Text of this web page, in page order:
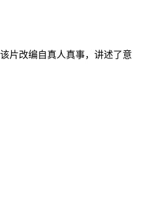
片改编自真人真事，讲述了意